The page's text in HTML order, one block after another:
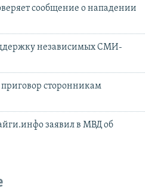
сообщение о нападении
независимых СМИ-
сторонникам
заявил в МВД об